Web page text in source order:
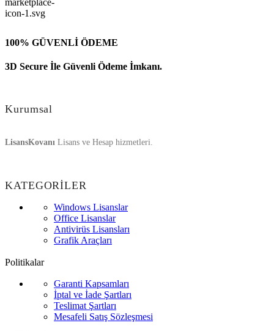
100% GÜVENLİ ÖDEME
3D Secure İle Güvenli Ödeme İmkanı.
Kurumsal
LisansKovanı Lisans ve Hesap hizmetleri.
KATEGORİLER
Windows Lisanslar
Office Lisanslar
Antivirüs Lisansları
Grafik Araçları
Politikalar
Garanti Kapsamları
İptal ve İade Şartları
Teslimat Şartları
Mesafeli Satış Sözleşmesi